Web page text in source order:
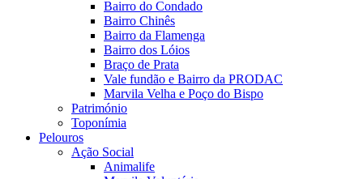
Bairro do Condado
Bairro Chinês
Bairro da Flamenga
Bairro dos Lóios
Braço de Prata
Vale fundão e Bairro da PRODAC
Marvila Velha e Poço do Bispo
Património
Toponímia
Pelouros
Ação Social
Animalife